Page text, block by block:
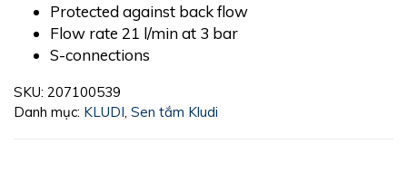
Protected against back flow
Flow rate 21 l/min at 3 bar
S-connections
SKU: 207100539
Danh mục: KLUDI Sen tắm Kludi